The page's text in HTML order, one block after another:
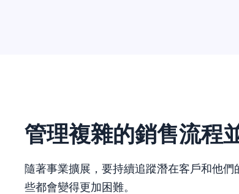
管理複雜的銷售流程
隨著事業擴展，要持續追蹤潛在客戶和他
些都會變得更加困難。